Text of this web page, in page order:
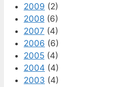
2009 (2)
2008 (6)
2007 (4)
2006 (6)
2005 (4)
2004 (4)
2003 (4)